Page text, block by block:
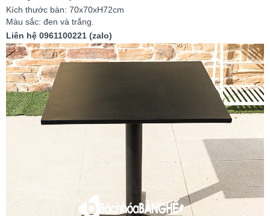
Kích thước bàn: 70x70xH72cm
Màu sắc: đen và trắng.
Liên hệ 0961100221 (zalo)